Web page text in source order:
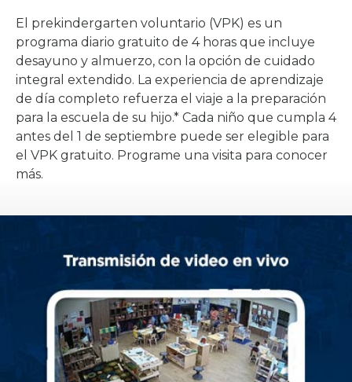
El prekindergarten voluntario (VPK) es un
programa diario gratuito de 4 horas que incluye
desayuno y almuerzo, con la opción de cuidado
integral extendido. La experiencia de aprendizaje
de día completo refuerza el viaje a la preparación
para la escuela de su hijo.* Cada niño que cumpla 4
antes del 1 de septiembre puede ser elegible para
el VPK gratuito. Programe una visita para conocer
más.